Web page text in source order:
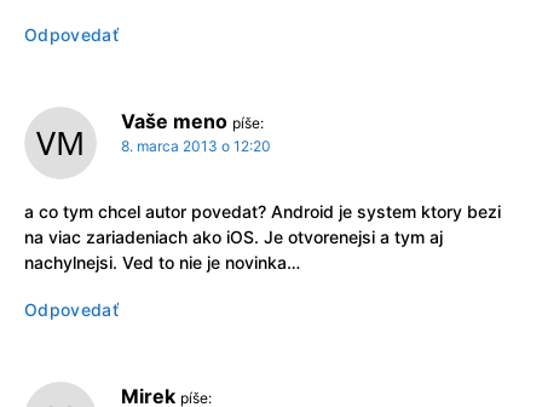
Odpovedať
Vaše meno píše:
8. marca 2013 o 12:20
a co tym chcel autor povedat? Android je system ktory bezi
na viac zariadeniach ako iOS. Je otvorenejsi a tym aj
nachylnejsi. Ved to nie je novinka…
Odpovedať
Mirek píše: